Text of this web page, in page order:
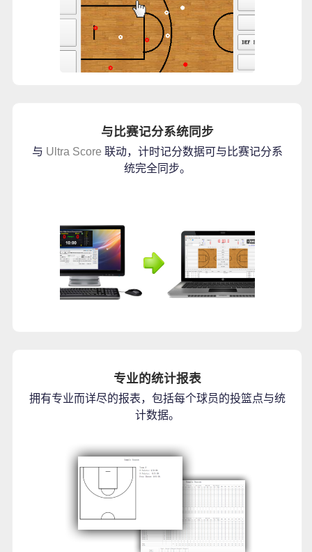
与比赛记分系统同步
与 Ultra Score 联动，计时记分数据可与比赛记分系
统完全同步。
专业的统计报表
拥有专业而详尽的报表，包括每个球员的投篮点与统
计数据。